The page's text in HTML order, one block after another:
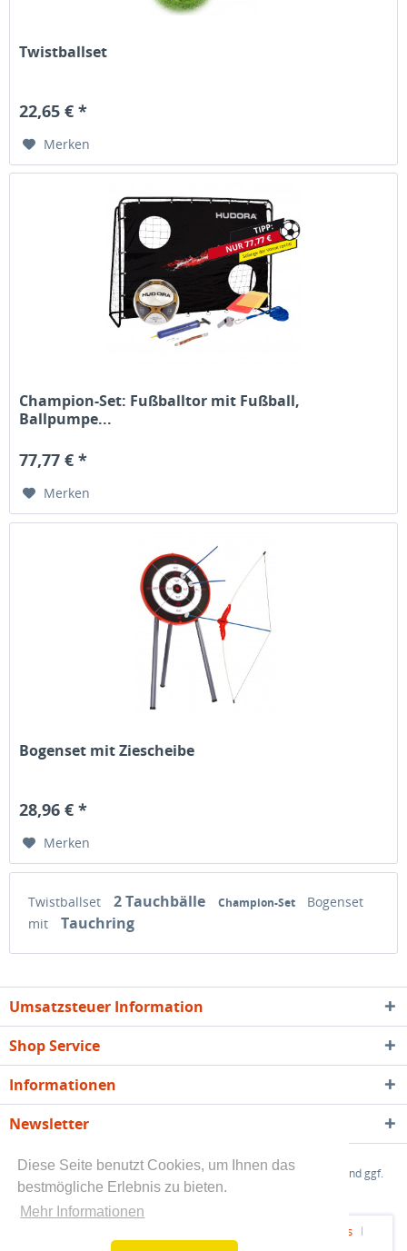
Diese Seite benutzt Cookies, um Ihnen das
bestmögliche Erlebnis zu bieten.
Mehr Informationen
Twistballset
22,65 € *
Merken
Champion-Set: Fußballtor mit Fußball,
Ballpumpe...
77,77 € *
Merken
Bogenset mit Ziescheibe
28,96 € *
Merken
Twistballset 2 Tauchbälle Champion-Set
Bogenset
mit
Tauchring
Umsatzsteuer Information
Shop Service
Informationen
Newsletter
* Alle angegebenen Preise sind Endpreise zzgl.Versandkosten
und ggf.
Nachnahmegebühren, wenn nicht anders beschrieben
Über uns